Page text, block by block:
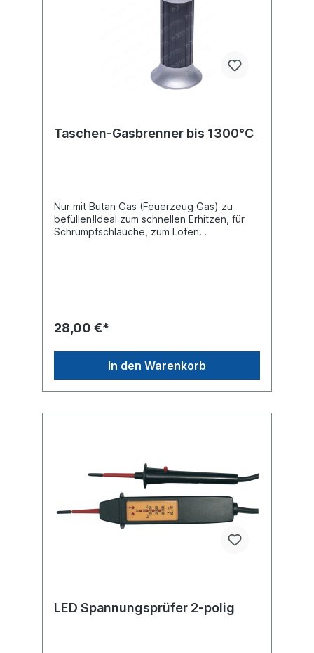
Taschen-Gasbrenner bis 1300°C
Nur mit Butan Gas (Feuerzeug Gas) zu
befüllen!Ideal zum schnellen Erhitzen, für
Schrumpfschläuche, zum Löten
28,00 €*
In den Warenkorb
LED Spannungsprüfer 2-polig